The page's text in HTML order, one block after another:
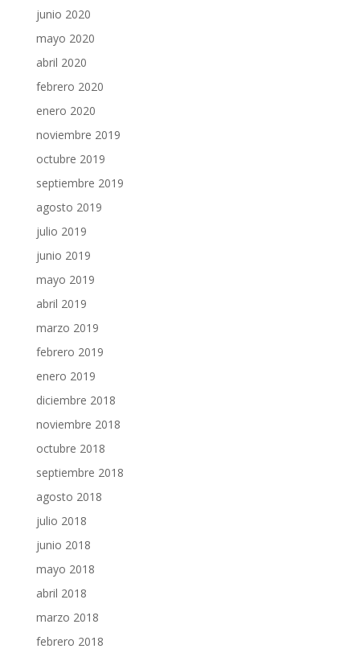
junio 2020
mayo 2020
abril 2020
febrero 2020
enero 2020
noviembre 2019
octubre 2019
septiembre 2019
agosto 2019
julio 2019
junio 2019
mayo 2019
abril 2019
marzo 2019
febrero 2019
enero 2019
diciembre 2018
noviembre 2018
octubre 2018
septiembre 2018
agosto 2018
julio 2018
junio 2018
mayo 2018
abril 2018
marzo 2018
febrero 2018